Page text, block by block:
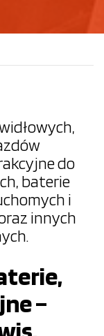
do
baterie
i
innych
–